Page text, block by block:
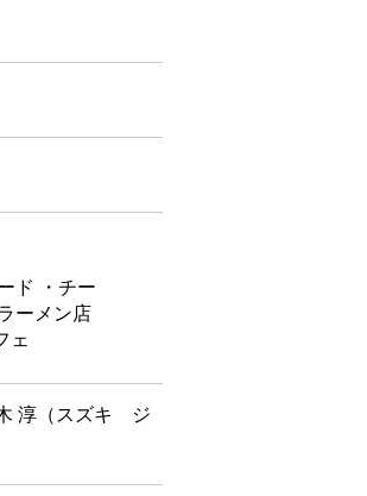
ド ・チー
ーメン店
ェ
淳（スズキ ジ